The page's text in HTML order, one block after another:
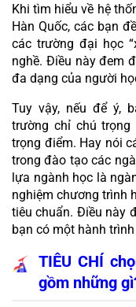
Khi tìm hiểu về hệ
Hàn Quốc, các bạn
các trường đại học
nghề. Điều này đem
đa dạng của người
Tuy vậy, nếu để ý,
trường chỉ chú
trọng điểm. Hay nói
trong đào tạo các
lựa ngành học là
nghiệm chương trình
tiêu chuẩn. Điều này
bạn có một hành
TIÊU CHÍ
gồm những